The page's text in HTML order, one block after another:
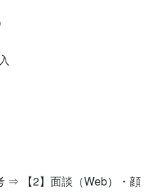
⇒ 【2】面談（Web）・顔